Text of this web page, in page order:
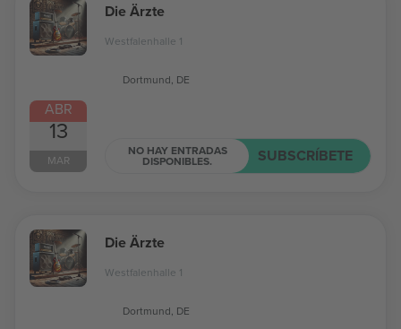
ABR
13
MAR
Die Ärzte
Westfalenhalle 1
Dortmund, DE
NO HAY ENTRADAS
DISPONIBLES. SUBSCRÍBETE
Die Ärzte
Westfalenhalle 1
Dortmund, DE